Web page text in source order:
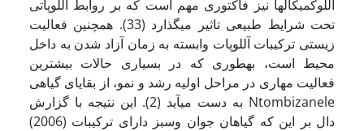
آللوکمیکال­ها نیز فاکتوری مهم است که بر روابط آللوپاتی
تحت شرایط طبیعی تاثیر می­گذارد (33). هم­چنین فعالیت
زیستی ترکیبات آللوپات وابسته به زمان آزاد شدن به داخل
محیط است، به­طوری که در بسیاری حالات بیش­ترین
فعالیت مهاری در مراحل اولیه رشد و نمو، از بقایای گیاهی
به دست می­آید (2). این نتیجه با گزارش Ntombizanele
(2006) دال بر این که گیاهان جوان وسبز دارای ترکیبات